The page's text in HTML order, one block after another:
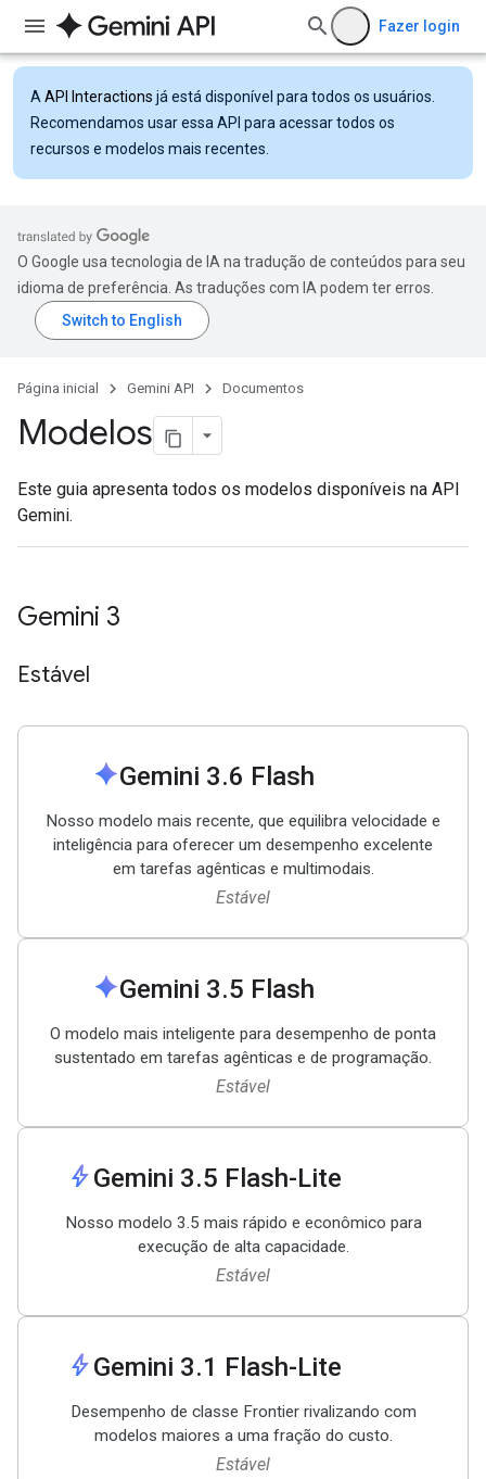
Fazer login
A API Interactions já está disponível para todos os usuários.
Recomendamos usar essa API para acessar todos os
recursos e modelos mais recentes.
O Google usa tecnologia de IA na tradução de conteúdos para seu
idioma de preferência. As traduções com IA podem ter erros.
Página inicial Gemini API Documentos
Modelos
Este guia apresenta todos os modelos disponíveis na API
Gemini.
Gemini 3
Estável
sparkGemini 3.6 Flash
Nosso modelo mais recente, que equilibra velocidade e
inteligência para oferecer um desempenho excelente
em tarefas agênticas e multimodais.
Estável
sparkGemini 3.5 Flash
O modelo mais inteligente para desempenho de ponta
sustentado em tarefas agênticas e de programação.
Estável
boltGemini 3.5 Flash-Lite
Nosso modelo 3.5 mais rápido e econômico para
execução de alta capacidade.
Estável
boltGemini 3.1 Flash-Lite
Desempenho de classe Frontier rivalizando com
modelos maiores a uma fração do custo.
Estável